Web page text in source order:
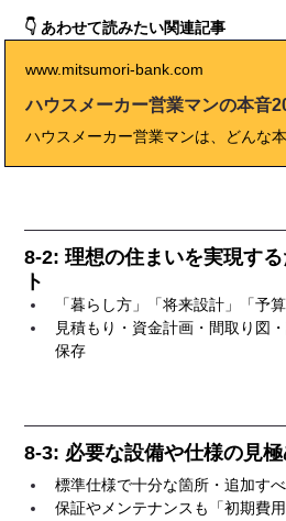
👇 あわせて読みたい関連記事
www.mitsumori-bank.com
8-2: 理想の住まいを実現す
ト
「暮らし方」「将来設計」「予
見積もり・資金計画・間取り図
保存
8-3: 必要な設備や仕様の見
標準仕様で十分な箇所・追加す
保証やメンテナンスも「初期費